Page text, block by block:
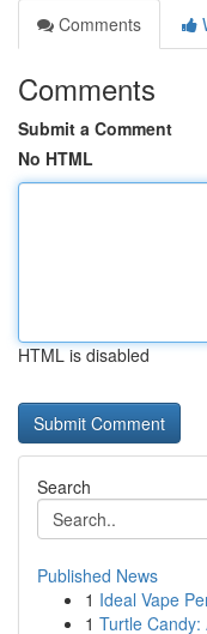
Comments
Comments
Submit a Comment
No HTML
HTML is disabled
Search
Published News
1 Ideal Vape
1 Turtle Candy: